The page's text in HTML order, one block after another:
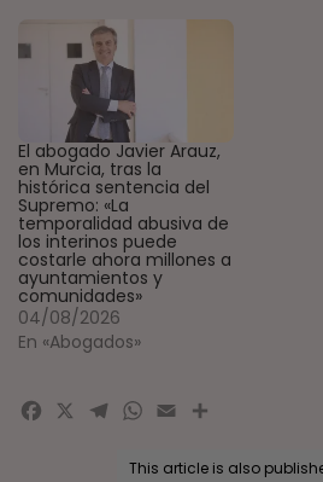
El abogado Javier Arauz,
en Murcia, tras la
histórica sentencia del
Supremo: «La
temporalidad abusiva de
los interinos puede
costarle ahora millones a
ayuntamientos y
comunidades»
04/08/2026
En «Abogados»
Facebook
X Telegram
WhatsApp
Email
This article is also